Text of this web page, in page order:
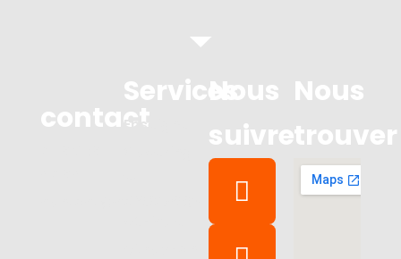
contact
Services
Enseigne
Nous
suivre
Nous
trouver